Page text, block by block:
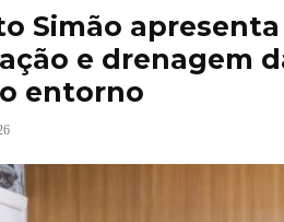
Simão
e drenagem
entorno